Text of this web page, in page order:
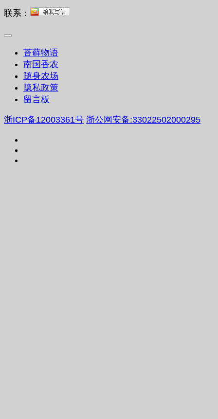
联系：
苔藓物语
南国香农
随身农场
隐私政策
留言板
浙ICP备12003361号 浙公网安备:33022502000295